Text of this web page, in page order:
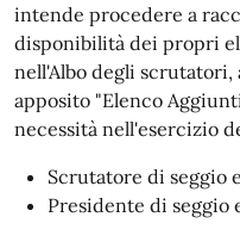
intende procedere a
disponibilità dei propri
nell'Albo degli
apposito "Elenco
necessità nell'esercizio
Scrutatore di seggio
Presidente di seggio